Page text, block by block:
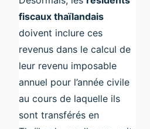
fiscaux thaïlandais
doivent inclure ces
revenus dans le calcul de
leur revenu imposable
annuel pour l’année civile
au cours de laquelle ils
sont transférés en